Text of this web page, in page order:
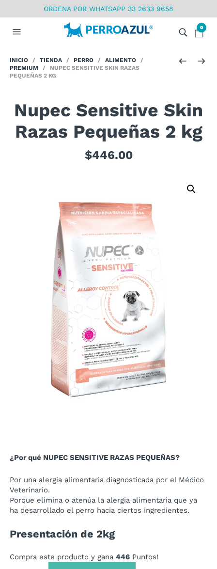
ORDENA POR WHATSAPP 33 2633 9658
0
INICIO / TIENDA / PERRO / ALIMENTO /
PREMIUM / NUPEC SENSITIVE SKIN RAZAS
PEQUEÑAS 2 KG
Nupec Sensitive Skin
Razas Pequeñas 2 kg
$446.00
¿Por qué NUPEC SENSITIVE RAZAS PEQUEÑAS?
Por una alergia alimentaria diagnosticada por el Médico
Veterinario.
Porque elimina o atenúa la alergia alimentaria que ya
ha desarrollado el perro hacia ciertos ingredientes.
Presentación de 2kg
Compra este producto y gana 446 Puntos!